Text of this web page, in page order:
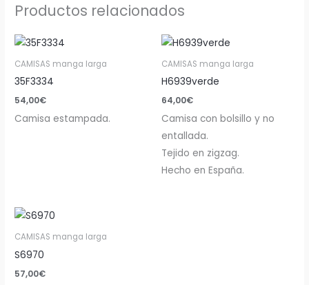
Productos relacionados
CAMISAS manga larga
35F3334
54,00€
Camisa estampada.
CAMISAS manga larga
H6939verde
64,00€
Camisa con bolsillo y no
entallada.
Tejido en zigzag.
Hecho en España.
CAMISAS manga larga
S6970
57,00€